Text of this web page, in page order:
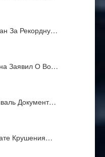
За Рекордну…
Заявил О Во…
Документ…
Крушения…